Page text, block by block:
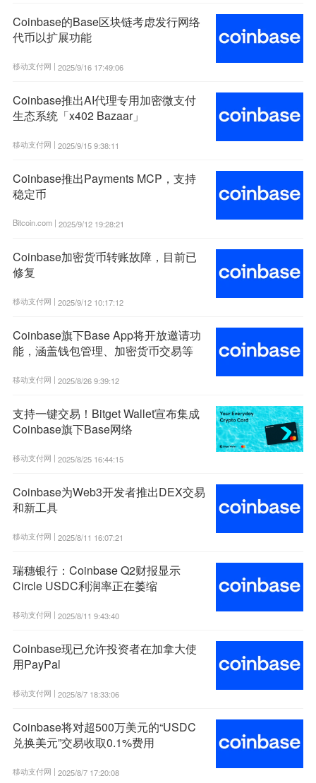
Coinbase的Base区块链考虑发行网络
代币以扩展功能
移动支付网 | 2025/9/16 17:49:06
Coinbase推出AI代理专用加密微支付
生态系统「x402 Bazaar」
移动支付网 | 2025/9/15 9:38:11
Coinbase推出Payments MCP，支持
稳定币
Bitcoin.com | 2025/9/12 19:28:21
Coinbase加密货币转账故障，目前已
修复
移动支付网 | 2025/9/12 10:17:12
Coinbase旗下Base App将开放邀请功
能，涵盖钱包管理、加密货币交易等
移动支付网 | 2025/8/26 9:39:12
支持一键交易！Bitget Wallet宣布集成
Coinbase旗下Base网络
移动支付网 | 2025/8/25 16:44:15
Coinbase为Web3开发者推出DEX交易
和新工具
移动支付网 | 2025/8/11 16:07:21
瑞穗银行：Coinbase Q2财报显示
Circle USDC利润率正在萎缩
移动支付网 | 2025/8/11 9:43:40
Coinbase现已允许投资者在加拿大使
用PayPal
移动支付网 | 2025/8/7 18:33:06
Coinbase将对超500万美元的“USDC
兑换美元”交易收取0.1%费用
移动支付网 | 2025/8/7 17:20:08